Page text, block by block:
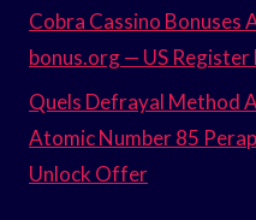
Cobra Cassino Bonuses
bonus.org — US Register
Quels Defrayal Method
Atomic Number 85
Unlock Offer